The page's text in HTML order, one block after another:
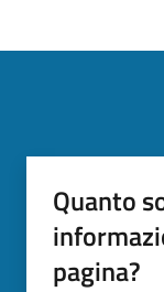
Quanto
pagina?